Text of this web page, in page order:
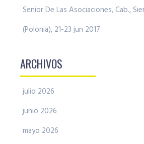
Senior De Las Asociaciones, Cab.,
(Polonia), 21-23 jun 2017
ARCHIVOS
julio 2026
junio 2026
mayo 2026